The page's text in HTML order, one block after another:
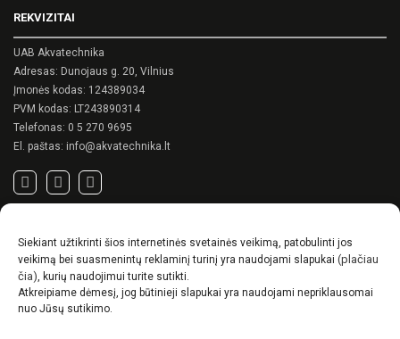
Siekiant užtikrinti šios internetinės svetainės veikimą, patobulinti jos
veikimą bei suasmenintų reklaminį turinį yra naudojami slapukai (plačiau
čia), kurių naudojimui turite sutikti.
Atkreipiame dėmesį, jog būtinieji slapukai yra naudojami nepriklausomai
nuo Jūsų sutikimo.
REKVIZITAI
UAB Akvatechnika
Adresas: Dunojaus g. 20, Vilnius
Įmonės kodas: 124389034
PVM kodas: LT243890314
Telefonas: 0 5 270 9695
El. paštas: info@akvatechnika.lt
Privatumo politika
Pirkimo sąlygos
Prekių pristatymo / grąžinimo sąlygos